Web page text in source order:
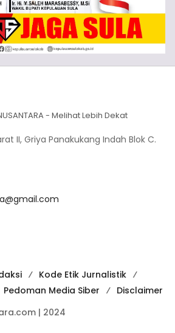
- Melihat Lebih Dekat
II, Griya Panakukang Indah Blok C.
Kode Etik Jurnalistik
Pedoman Media Siber
Disclaimer
| 2024